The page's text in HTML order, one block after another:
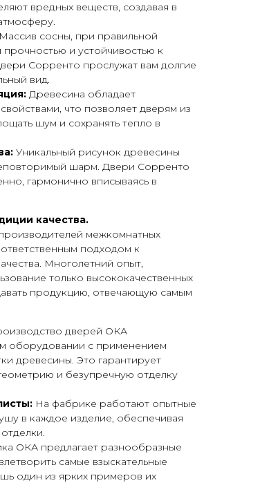
вредных веществ, создавая в
Массив сосны, при правильной
и устойчивостью к
Сорренто прослужат вам долгие
вид.
Древесина обладает
что позволяет дверям из
шум и сохранять тепло в
Уникальный рисунок древесины
шарм. Двери Сорренто
гармонично вписываясь в
качества.
межкомнатных
подходом к
Многолетний опыт,
только высококачественных
продукцию, отвечающую самым
дверей ОКА
оборудовании с применением
древесины. Это гарантирует
и безупречную отделку
На фабрике работают опытные
в каждое изделие, обеспечивая
ОКА предлагает разнообразные
самые взыскательные
один из ярких примеров их